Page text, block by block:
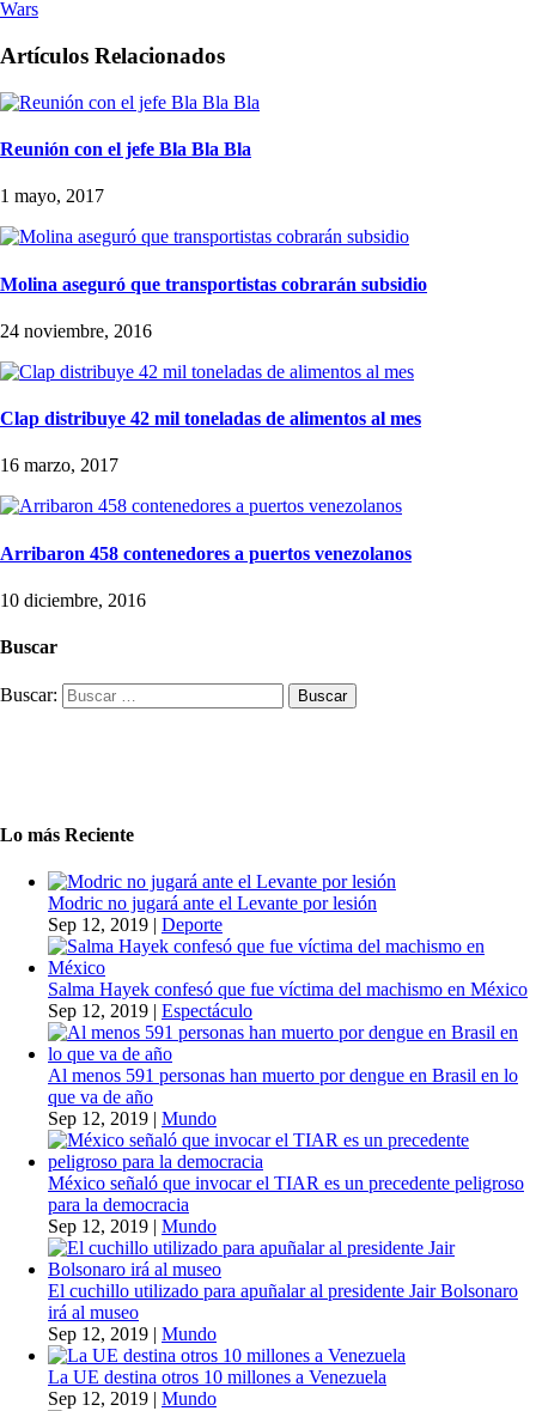
Wars
Artículos Relacionados
Reunión con el jefe Bla Bla Bla
1 mayo, 2017
Molina aseguró que transportistas cobrarán subsidio
24 noviembre, 2016
Clap distribuye 42 mil toneladas de alimentos al mes
16 marzo, 2017
Arribaron 458 contenedores a puertos venezolanos
10 diciembre, 2016
Buscar
Buscar:
Lo más Reciente
Modric no jugará ante el Levante por lesión
Sep 12, 2019 | Deporte
Salma Hayek confesó que fue víctima del machismo en México
Sep 12, 2019 | Espectáculo
Al menos 591 personas han muerto por dengue en Brasil en lo
que va de año
Sep 12, 2019 | Mundo
México señaló que invocar el TIAR es un precedente peligroso
para la democracia
Sep 12, 2019 | Mundo
El cuchillo utilizado para apuñalar al presidente Jair Bolsonaro
irá al museo
Sep 12, 2019 | Mundo
La UE destina otros 10 millones a Venezuela
Sep 12, 2019 | Mundo